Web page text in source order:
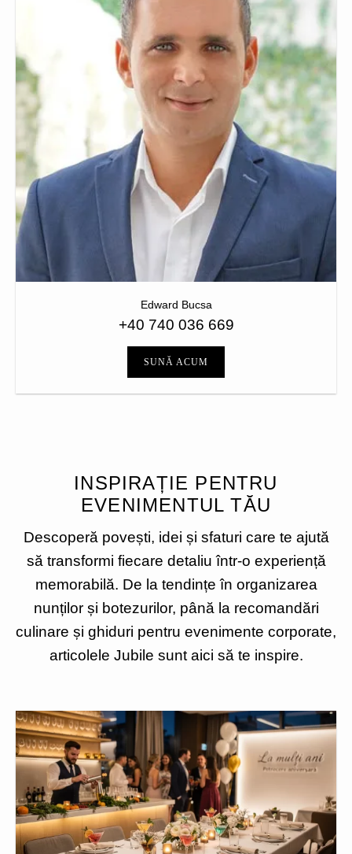
Edward Bucsa
+40 740 036 669
SUNĂ ACUM
INSPIRAȚIE PENTRU
EVENIMENTUL TĂU
Descoperă povești, idei și sfaturi care te ajută
să transformi fiecare detaliu într-o experiență
memorabilă. De la tendințe în organizarea
nunților și botezurilor, până la recomandări
culinare și ghiduri pentru evenimente corporate,
articolele Jubile sunt aici să te inspire.